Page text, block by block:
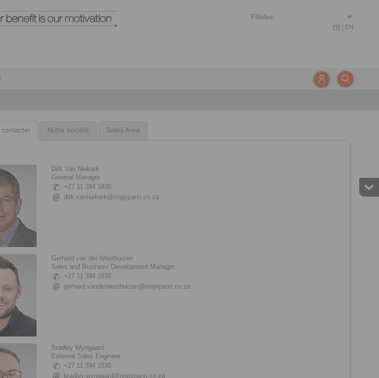
FR EN
Notre société Sales Area
Dirk Van Niekerk
General Manager
+27 11 394 1830
dirk.vanniekerk@ringspann.co.za
Gerhard van der Westhuizen
Sales and Business Development Manager
+27 11 394 1830
gerhard.vanderwesthuizen@ringspann.co.za
Bradley Wyngaard
External Sales Engineer
+27 11 394 1830
bradley.wyngaard@ringspann.co.za